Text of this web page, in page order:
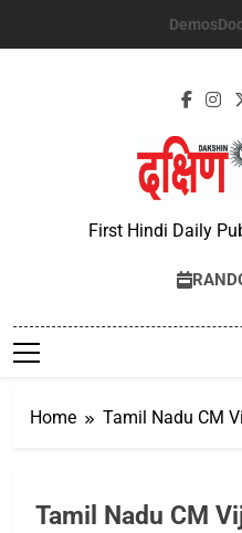
Demos
First Hindi Daily
Home Tamil Nadu CM
Tamil Nadu CM